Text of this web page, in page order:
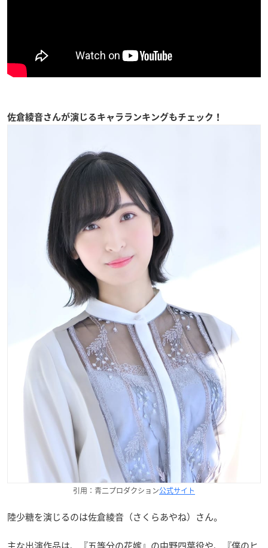
佐倉綾音さんが演じるキャラランキングもチェック！
引用：青二プロダクション公式サイト
陸少糖を演じるのは佐倉綾音（さくらあやね）さん。